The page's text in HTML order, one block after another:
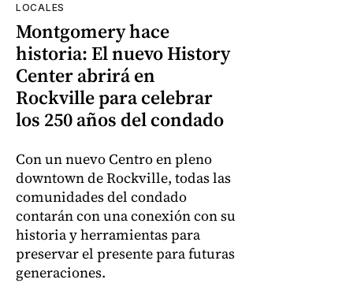
LOCALES
Montgomery hace
historia: El nuevo History
Center abrirá en
Rockville para celebrar
los 250 años del condado
Con un nuevo Centro en pleno
downtown de Rockville, todas las
comunidades del condado
contarán con una conexión con su
historia y herramientas para
preservar el presente para futuras
generaciones.